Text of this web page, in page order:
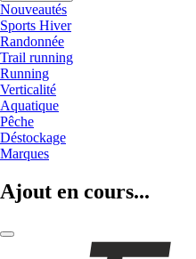
Nouveautés
Sports Hiver
Randonnée
Trail running
Running
Verticalité
Aquatique
Pêche
Déstockage
Marques
Ajout en cours...